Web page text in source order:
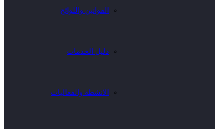
القوانين واللوائح
دليل الخدمات
الانشطة والفعاليات